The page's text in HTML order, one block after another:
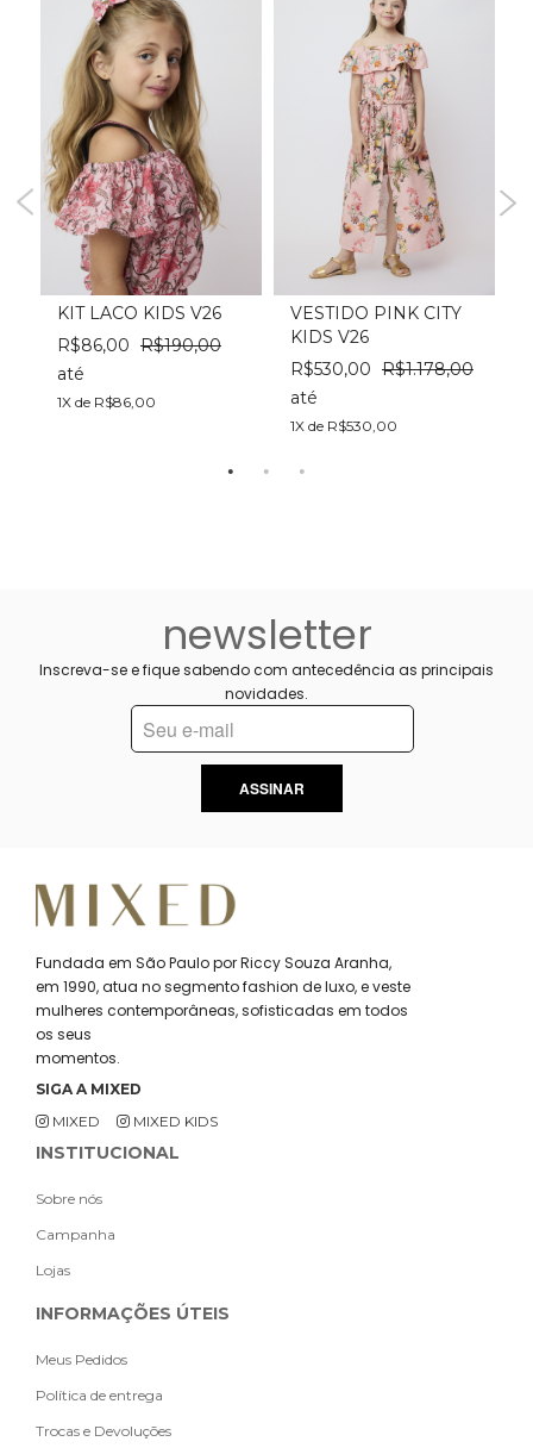
KIT LACO KIDS V26
R$86,00 R$190,00
até
1X de R$86,00
VESTIDO PINK CITY
KIDS V26
R$530,00 R$1.178,00
até
1X de R$530,00
newsletter
Inscreva-se e fique sabendo com antecedência as principais
novidades.
ASSINAR
Fundada em São Paulo por Riccy Souza Aranha,
em 1990, atua no segmento fashion de luxo, e veste
mulheres contemporâneas, sofisticadas em todos
os seus
momentos.
SIGA A MIXED
MIXED
MIXED KIDS
INSTITUCIONAL
Sobre nós
Campanha
Lojas
INFORMAÇÕES ÚTEIS
Meus Pedidos
Política de entrega
Trocas e Devoluções